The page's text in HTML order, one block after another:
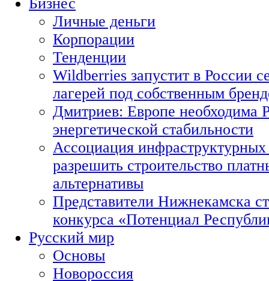
Личные деньги
Корпорации
Тенденции
Wildberries запустит в России
лагерей под собственным
Дмитриев: Европе необходима
энергетической стабильности
Ассоциация
разрешить строительство
альтернативы
Представители Нижнекамска
конкурса «Потенциал
Русский мир
Основы
Новороссия